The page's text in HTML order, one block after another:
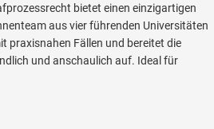
bietet einen einzigartigen
aus vier führenden Universitäten
praxisnahen Fällen und bereitet die
und anschaulich auf. Ideal für